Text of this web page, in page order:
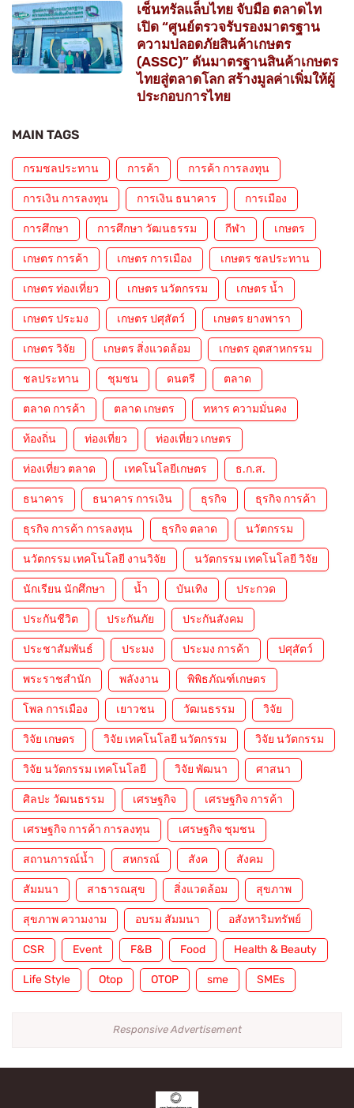
เซ็นทรัลแล็บไทย จับมือ ตลาดไท
เปิด “ศูนย์ตรวจรับรองมาตรฐาน
ความปลอดภัยสินค้าเกษตร
(ASSC)” ดันมาตรฐานสินค้าเกษตร
ไทยสู่ตลาดโลก สร้างมูลค่าเพิ่มให้ผู้
ประกอบการไทย
MAIN TAGS
กรมชลประทาน การค้า การค้า การลงทุน
การเงิน การลงทุน การเงิน ธนาคาร การเมือง
การศึกษา การศึกษา วัฒนธรรม กีฬา เกษตร
เกษตร การค้า เกษตร การเมือง เกษตร ชลประทาน
เกษตร ท่องเที่ยว เกษตร นวัตกรรม เกษตร น้ำ
เกษตร ประมง เกษตร ปศุสัตว์ เกษตร ยางพารา
เกษตร วิจัย เกษตร สิ่งแวดล้อม เกษตร อุตสาหกรรม
ชลประทาน ชุมชน ดนตรี ตลาด
ตลาด การค้า ตลาด เกษตร ทหาร ความมั่นคง
ท้องถิ่น ท่องเที่ยว ท่องเที่ยว เกษตร
ท่องเที่ยว ตลาด เทคโนโลยีเกษตร ธ.ก.ส.
ธนาคาร ธนาคาร การเงิน ธุรกิจ ธุรกิจ การค้า
ธุรกิจ การค้า การลงทุน ธุรกิจ ตลาด นวัตกรรม
นวัตกรรม เทคโนโลยี งานวิจัย นวัตกรรม เทคโนโลยี วิจัย
นักเรียน นักศึกษา น้ำ บันเทิง ประกวด
ประกันชีวิต ประกันภัย ประกันสังคม
ประชาสัมพันธ์ ประมง ประมง การค้า ปศุสัตว์
พระราชสำนัก พลังงาน พิพิธภัณฑ์เกษตร
โพล การเมือง เยาวชน วัฒนธรรม วิจัย
วิจัย เกษตร วิจัย เทคโนโลยี นวัตกรรม วิจัย นวัตกรรม
วิจัย นวัตกรรม เทคโนโลยี วิจัย พัฒนา ศาสนา
ศิลปะ วัฒนธรรม เศรษฐกิจ เศรษฐกิจ การค้า
เศรษฐกิจ การค้า การลงทุน เศรษฐกิจ ชุมชน
สถานการณ์น้ำ สหกรณ์ สังค สังคม
สัมมนา สาธารณสุข สิ่งแวดล้อม สุขภาพ
สุขภาพ ความงาม อบรม สัมมนา อสังหาริมทรัพย์
CSR Event F&B Food Health & Beauty
Life Style Otop OTOP sme SMEs
Responsive Advertisement